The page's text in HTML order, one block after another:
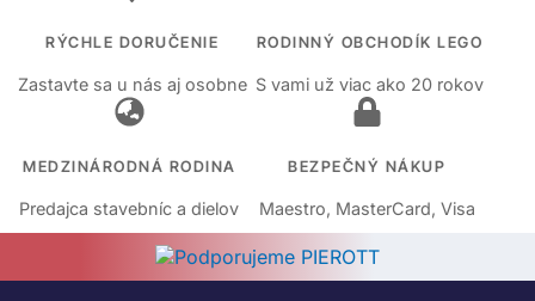
RÝCHLE DORUČENIE
Zastavte sa u nás aj osobne
RODINNÝ OBCHODÍK LEGO
S vami už viac ako 20 rokov
MEDZINÁRODNÁ RODINA
Predajca stavebníc a dielov
BEZPEČNÝ NÁKUP
Maestro, MasterCard, Visa